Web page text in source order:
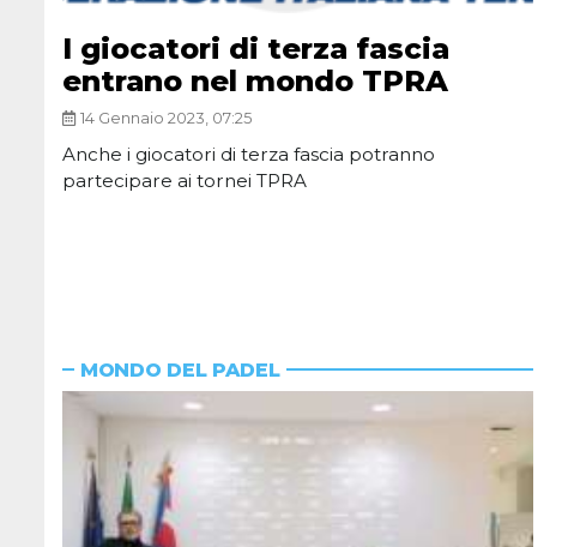
I giocatori di terza fascia
entrano nel mondo TPRA
14 Gennaio 2023, 07:25
Anche i giocatori di terza fascia potranno
partecipare ai tornei TPRA
MONDO DEL PADEL